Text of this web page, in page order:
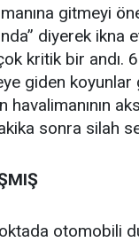
gitmeyi
diyerek
kritik bir andı.
giden koyunlar
sonra silah
otomobili